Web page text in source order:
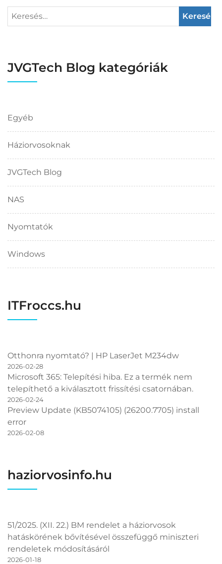
JVGTech Blog kategóriák
Egyéb
Háziorvosoknak
JVGTech Blog
NAS
Nyomtatók
Windows
ITFroccs.hu
Otthonra nyomtató? | HP LaserJet M234dw
2026-02-28
Microsoft 365: Telepítési hiba. Ez a termék nem
telepíthető a kiválasztott frissítési csatornában.
2026-02-24
Preview Update (KB5074105) (26200.7705) install
error
2026-02-08
haziorvosinfo.hu
51/2025. (XII. 22.) BM rendelet a háziorvosok
hatáskörének bővítésével összefüggő miniszteri
rendeletek módosításáról
2026-01-18